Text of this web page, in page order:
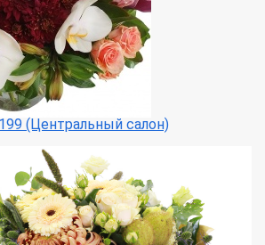
(Центральный салон)